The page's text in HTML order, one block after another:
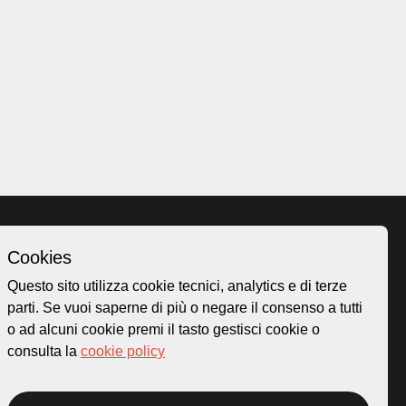
Homepage
Mappa
Storie
Cookies
Questo sito utilizza cookie tecnici, analytics e di terze
parti. Se vuoi saperne di più o negare il consenso a tutti
o ad alcuni cookie premi il tasto gestisci cookie o
consulta la cookie policy